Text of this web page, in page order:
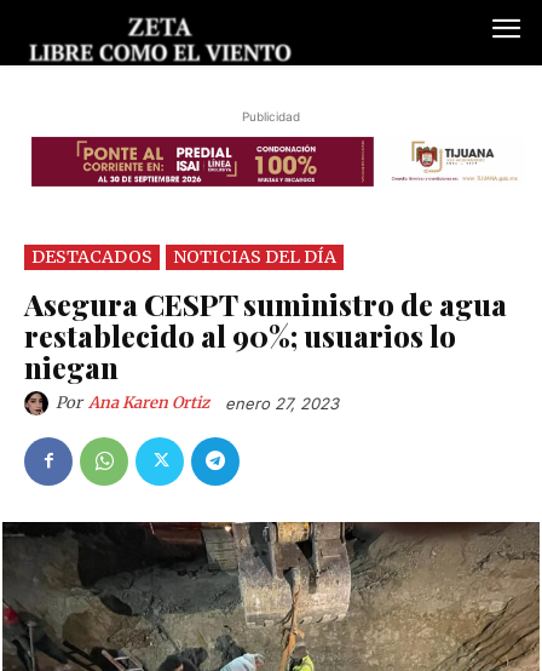
Publicidad
DESTACADOS NOTICIAS DEL DÍA
Asegura CESPT suministro de agua
restablecido al 90%; usuarios lo
niegan
Por Ana Karen Ortiz enero 27, 2023